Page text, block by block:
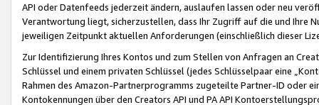
API oder Datenfeeds jederzeit ändern, auslaufen lassen oder neu
Verantwortung liegt, sicherzustellen, dass Ihr Zugriff auf die und Ihre
jeweiligen Zeitpunkt aktuellen Anforderungen (einschließlich dieser
Zur Identifizierung Ihres Kontos und zum Stellen von Anfragen an
Schlüssel und einem privaten Schlüssel (jedes Schlüsselpaar eine
Rahmen des Amazon-Partnerprogramms zugeteilte Partner-ID oder
Kontokennungen über den Creators API und PA API